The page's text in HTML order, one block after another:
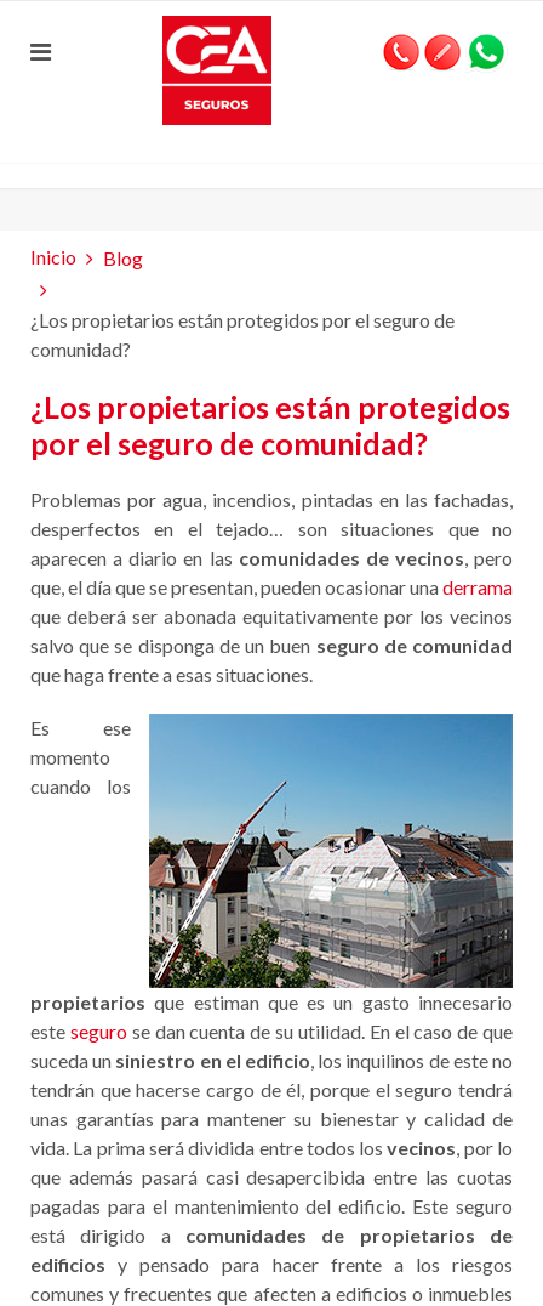
Inicio Blog
¿Los propietarios están protegidos por el seguro de
comunidad?
¿Los propietarios están protegidos
por el seguro de comunidad?
Problemas por agua, incendios, pintadas en las fachadas,
desperfectos en el tejado… son situaciones que no
aparecen a diario en las comunidades de vecinos, pero
que, el día que se presentan, pueden ocasionar unaderrama
que deberá ser abonada equitativamente por los vecinos
salvo que se disponga de un buen seguro de comunidad
que haga frente a esas situaciones.
Es ese
momento
cuando los
propietarios que estiman que es un gasto innecesario
este seguro se dan cuenta de su utilidad. En el caso de que
suceda un siniestro en el edificio, los inquilinos de este no
tendrán que hacerse cargo de él, porque el seguro tendrá
unas garantías para mantener su bienestar y calidad de
vida. La prima será dividida entre todos losvecinos, por lo
que además pasará casi desapercibida entre las cuotas
pagadas para el mantenimiento del edificio. Este seguro
está dirigido a comunidades de propietarios de
edificios y pensado para hacer frente a los riesgos
comunes y frecuentes que afecten a edificios o inmuebles